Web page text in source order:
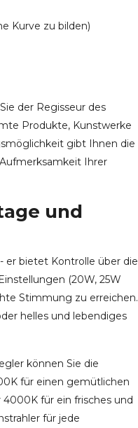
Kurve zu bilden)
der Regisseur des
Produkte, Kunstwerke
gibt Ihnen die
Ihrer
und
er bietet Kontrolle über die
(20W, 25W
Stimmung zu erreichen.
helles und lebendiges
können Sie die
für einen gemütlichen
für ein frisches und
für jede